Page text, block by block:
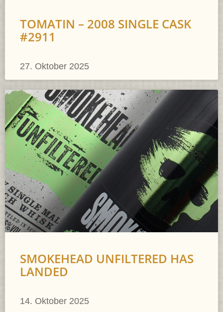
TOMATIN – 2008 SINGLE CASK
#2911
27. Oktober 2025
SMOKEHEAD UNFILTERED HAS
LANDED
14. Oktober 2025